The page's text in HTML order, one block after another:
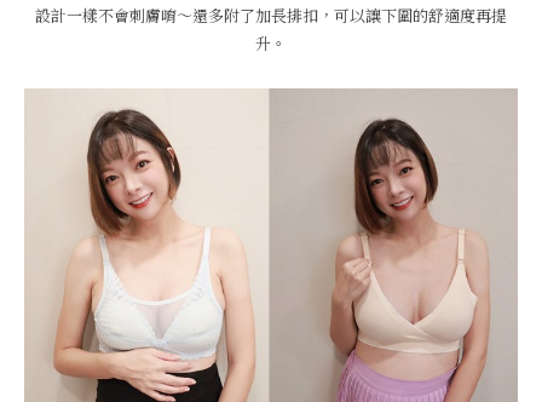
設計一樣不會刺膚唷～還多附了加長排扣，可以讓下圍的舒適度再提
升。